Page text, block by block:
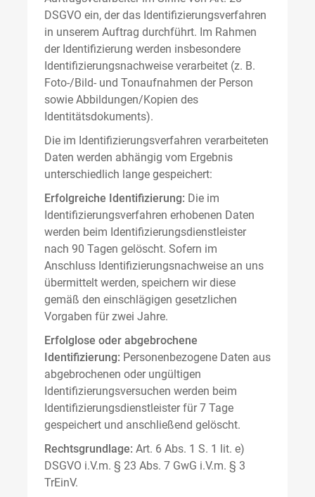
DSGVO ein, der das Identifizierungsverfahren
in unserem Auftrag durchführt. Im Rahmen
der Identifizierung werden insbesondere
Identifizierungsnachweise verarbeitet (z. B.
Foto-/Bild- und Tonaufnahmen der Person
sowie Abbildungen/Kopien des
Identitätsdokuments).
Die im Identifizierungsverfahren verarbeiteten
Daten werden abhängig vom Ergebnis
unterschiedlich lange gespeichert:
Erfolgreiche Identifizierung: Die im
Identifizierungsverfahren erhobenen Daten
werden beim Identifizierungsdienstleister
nach 90 Tagen gelöscht. Sofern im
Anschluss Identifizierungsnachweise an uns
übermittelt werden, speichern wir diese
gemäß den einschlägigen gesetzlichen
Vorgaben für zwei Jahre.
Erfolglose oder abgebrochene
Identifizierung: Personenbezogene Daten aus
abgebrochenen oder ungültigen
Identifizierungsversuchen werden beim
Identifizierungsdienstleister für 7 Tage
gespeichert und anschließend gelöscht.
Rechtsgrundlage: Art. 6 Abs. 1 S. 1 lit. e)
DSGVO i.V.m. § 23 Abs. 7 GwG i.V.m. § 3
TrEinV.